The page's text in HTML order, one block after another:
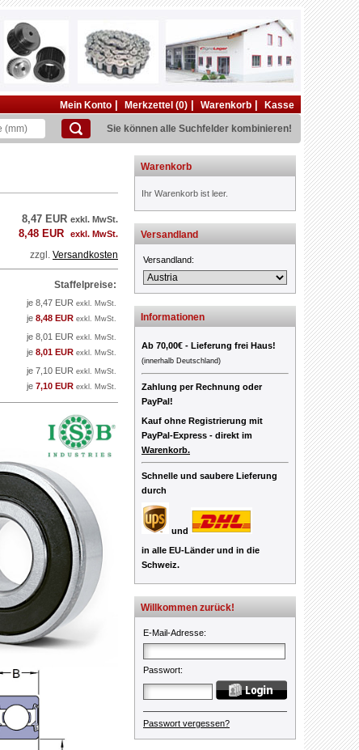
Mein Konto Merkzettel (0) Warenkorb Kasse
Sie können alle Suchfelder kombinieren!
8,47 EUR exkl. MwSt.
8,48 EUR exkl. MwSt.
zzgl. Versandkosten
Staffelpreise:
je 8,47 EUR exkl. MwSt.
je 8,48 EUR exkl. MwSt.
je 8,01 EUR exkl. MwSt.
je 8,01 EUR exkl. MwSt.
je 7,10 EUR exkl. MwSt.
je 7,10 EUR exkl. MwSt.
Warenkorb
Ihr Warenkorb ist leer.
Versandland
Versandland:
Informationen
Ab 70,00€ - Lieferung frei Haus!
(innerhalb Deutschland)
Zahlung per Rechnung oder
PayPal!
Kauf ohne Registrierung mit
PayPal-Express - direkt im
Warenkorb.
Schnelle und saubere Lieferung
durch
und
in alle EU-Länder und in die
Schweiz.
Willkommen zurück!
E-Mail-Adresse:
Passwort:
Passwort vergessen?